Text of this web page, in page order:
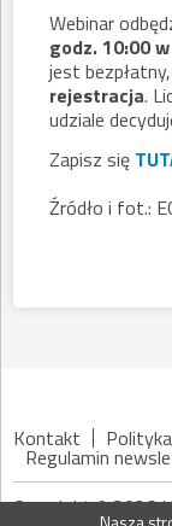
Webinar
godz. 10:00
jest
rejestracja.
udziale
Zapisz się
Źródło i fot.:
Kontakt
Regulamin
Copyright © 2026